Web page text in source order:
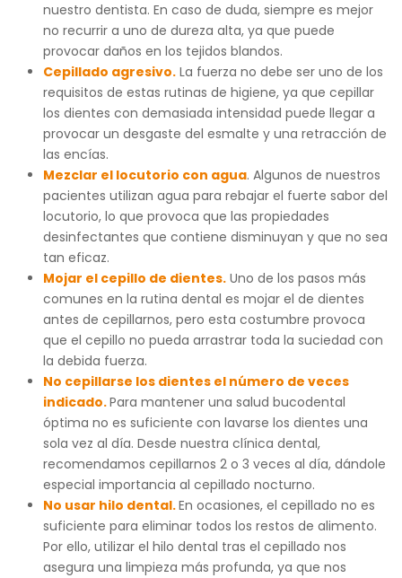
nuestro dentista. En caso de duda, siempre es mejor
no recurrir a uno de dureza alta, ya que puede
provocar daños en los tejidos blandos.
Cepillado agresivo.La fuerza no debe ser uno de los
requisitos de estas rutinas de higiene, ya que cepillar
los dientes con demasiada intensidad puede llegar a
provocar un desgaste del esmalte y una retracción de
las encías.
Mezclar el locutorio con agua. Algunos de nuestros
pacientes utilizan agua para rebajar el fuerte sabor del
locutorio, lo que provoca que las propiedades
desinfectantes que contiene disminuyan y que no sea
tan eficaz.
Mojar el cepillo de dientes.Uno de los pasos más
comunes en la rutina dental es mojar el de dientes
antes de cepillarnos, pero esta costumbre provoca
que el cepillo no pueda arrastrar toda la suciedad con
la debida fuerza.
No cepillarse los dientes el número de veces
indicado.Para mantener una salud bucodental
óptima no es suficiente con lavarse los dientes una
sola vez al día. Desde nuestra clínica dental,
recomendamos cepillarnos 2 o 3 veces al día, dándole
especial importancia al cepillado nocturno.
No usar hilo dental.En ocasiones, el cepillado no es
suficiente para eliminar todos los restos de alimento.
Por ello, utilizar el hilo dental tras el cepillado nos
asegura una limpieza más profunda, ya que nos